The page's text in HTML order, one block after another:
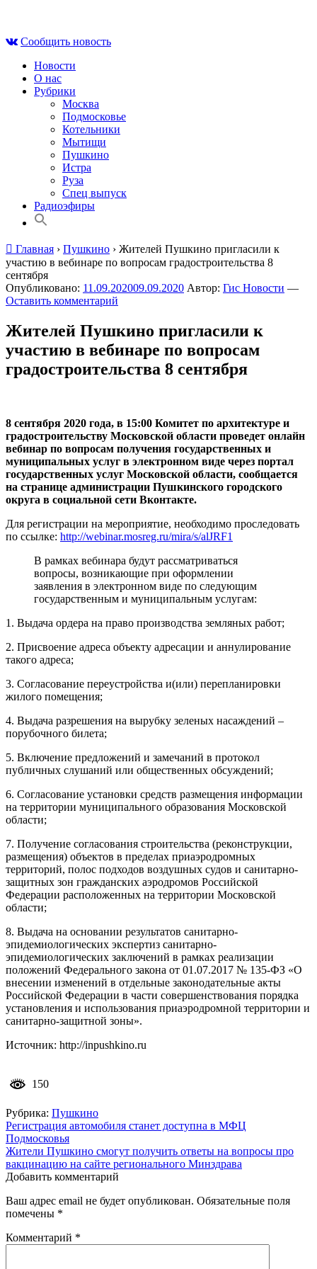
contentСообщить новость
Новости
О нас
Рубрики
Москва
Подмосковье
Котельники
Мытищи
Пушкино
Истра
Руза
Спец выпуск
Радиоэфиры
Главная › Пушкино › Жителей Пушкино пригласили к
участию в вебинаре по вопросам градостроительства 8
сентября
Опубликовано: 11.09.202009.09.2020 Автор: Гис Новости —
Оставить комментарий
Жителей Пушкино пригласили к
участию в вебинаре по вопросам
градостроительства 8 сентября
8 сентября 2020 года, в 15:00 Комитет по архитектуре и
градостроительству Московской области проведет онлайн
вебинар по вопросам получения государственных и
муниципальных услуг в электронном виде через портал
государственных услуг Московской области, сообщается
на странице администрации Пушкинского городского
округа в социальной сети Вконтакте.
Для регистрации на мероприятие, необходимо проследовать
по ссылке: http://webinar.mosreg.ru/mira/s/alJRF1
В рамках вебинара будут рассматриваться
вопросы, возникающие при оформлении
заявления в электронном виде по следующим
государственным и муниципальным услугам:
1. Выдача ордера на право производства земляных работ;
2. Присвоение адреса объекту адресации и аннулирование
такого адреса;
3. Согласование переустройства и(или) перепланировки
жилого помещения;
4. Выдача разрешения на вырубку зеленых насаждений –
порубочного билета;
5. Включение предложений и замечаний в протокол
публичных слушаний или общественных обсуждений;
6. Согласование установки средств размещения информации
на территории муниципального образования Московской
области;
7. Получение согласования строительства (реконструкции,
размещения) объектов в пределах приаэродромных
территорий, полос подходов воздушных судов и санитарно-
защитных зон гражданских аэродромов Российской
Федерации расположенных на территории Московской
области;
8. Выдача на основании результатов санитарно-
эпидемиологических экспертиз санитарно-
эпидемиологических заключений в рамках реализации
положений Федерального закона от 01.07.2017 № 135-ФЗ «О
внесении изменений в отдельные законодательные акты
Российской Федерации в части совершенствования порядка
установления и использования приаэродромной территории и
санитарно-защитной зоны».
Источник: http://inpushkino.ru
150
Рубрика: Пушкино
Навигация
по
записям
Регистрация автомобиля станет доступна в МФЦ
Подмосковья
Жители Пушкино смогут получить ответы на вопросы про
вакцинацию на сайте регионального Минздрава
Добавить комментарий
Ваш адрес email не будет опубликован. Обязательные поля
помечены *
Комментарий *